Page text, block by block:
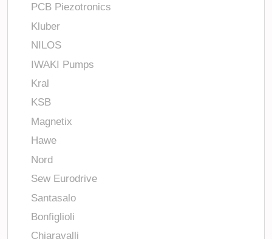
PCB Piezotronics
Kluber
NILOS
IWAKI Pumps
Kral
KSB
Magnetix
Hawe
Nord
Sew Eurodrive
Santasalo
Bonfiglioli
Chiaravalli